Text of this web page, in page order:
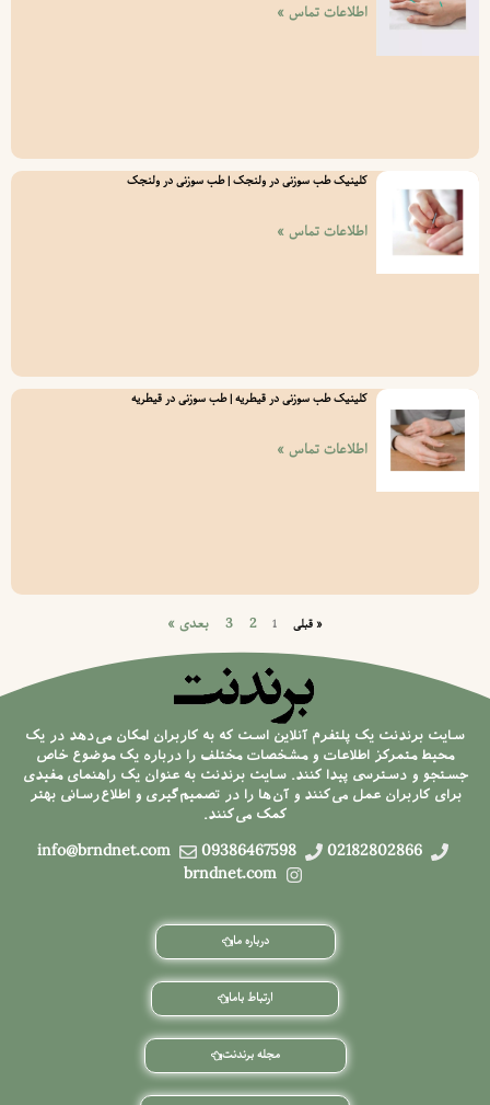
اطلاعات تماس »
کلینیک طب سوزنی در ولنجک | طب سوزنی در ولنجک
اطلاعات تماس »
کلینیک طب سوزنی در قیطریه | طب سوزنی در قیطریه
اطلاعات تماس »
« قبلی 1
2
3 بعدی »
سایت برندنت یک پلتفرم آنلاین است که به کاربران امکان می‌دهد در یک
محیط متمرکز اطلاعات و مشخصات مختلف را درباره یک موضوع خاص
جستجو و دسترسی پیدا کنند. سایت برندنت به عنوان یک راهنمای مفیدی
برای کاربران عمل می‌کنند و آن‌ها را در تصمیم‌گیری و اطلاع‌رسانی بهتر
کمک می‌کنند.
02182802866
09386467598
info@brndnet.com
brndnet.com
درباره ما
ارتباط باما
مجله برندنت